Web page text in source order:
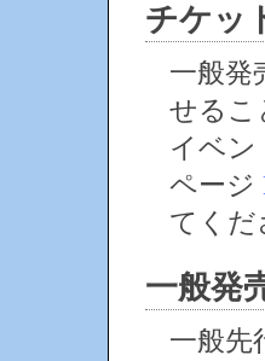
チケッ
一般発
せるこ
イベン
ページ
てくだ
一般発
一般先